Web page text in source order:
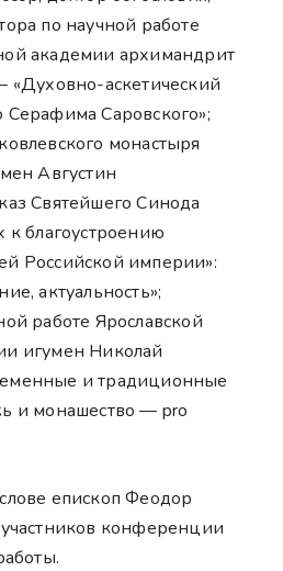
по научной работе
академии архимандрит
аскетический
Саровского»;
монастыря
Августин
Святейшего Синода
к благоустроению
Российской империи»:
актуальность»;
работе Ярославской
игумен Николай
и традиционные
и монашество — pro
епископ Феодор
конференции